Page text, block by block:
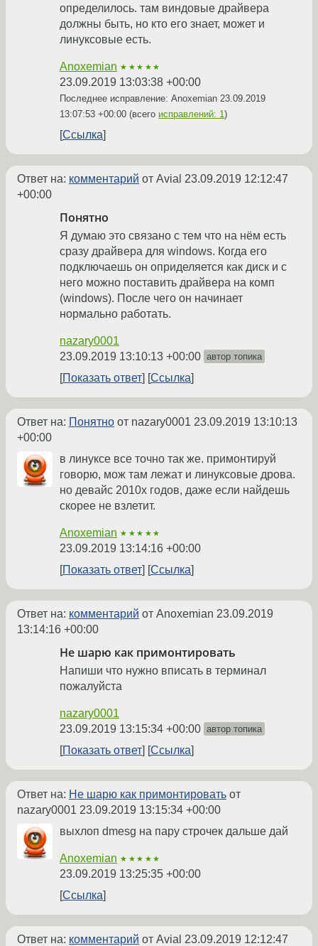
определилось. там виндовые драйвера
должны быть, но кто его знает, может и
линуксовые есть.
Anoxemian ★★★★★
23.09.2019 13:03:38 +00:00
Последнее исправление: Anoxemian 23.09.2019
13:07:53 +00:00 (всего исправлений: 1)
Ссылка
Ответ на: комментарий от Avial 23.09.2019 12:12:47
+00:00
Понятно
Я думаю это связано с тем что на нём есть
сразу драйвера для windows. Когда его
подключаешь он оприделяется как диск и с
него можно поставить драйвера на комп
(windows). После чего он начинает
нормально работать.
nazary0001
23.09.2019 13:10:13 +00:00 автор топика
Показать ответ Ссылка
Ответ на: Понятно от nazary0001 23.09.2019 13:10:13
+00:00
в линуксе все точно так же. примонтируй
говорю, мож там лежат и линуксовые дрова.
но девайс 2010х годов, даже если найдешь
скорее не взлетит.
Anoxemian ★★★★★
23.09.2019 13:14:16 +00:00
Показать ответ
Ссылка
Ответ на: комментарий от Anoxemian 23.09.2019
13:14:16 +00:00
Не шарю как примонтировать
Напиши что нужно вписать в терминал
пожалуйста
nazary0001
23.09.2019 13:15:34 +00:00 автор топика
Показать ответ Ссылка
Ответ на: Не шарю как примонтировать от
nazary0001 23.09.2019 13:15:34 +00:00
выхлоп dmesg на пару строчек дальше дай
Anoxemian ★★★★★
23.09.2019 13:25:35 +00:00
Ссылка
Ответ на: комментарий от Avial 23.09.2019 12:12:47